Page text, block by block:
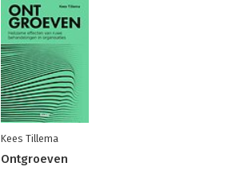
Kees Tillema
Ontgroeven